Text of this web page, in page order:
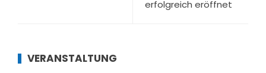
erfolgreich eröffnet
VERANSTALTUNG